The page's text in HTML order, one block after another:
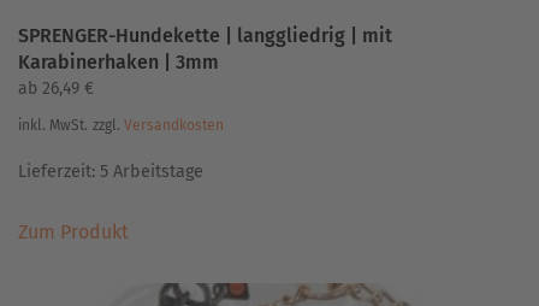
SPRENGER-Hundekette | langgliedrig | mit
Karabinerhaken | 3mm
ab 26,49 €
inkl. MwSt. zzgl. Versandkosten
Lieferzeit: 5 Arbeitstage
Zum ProduktProdukt
mehrere